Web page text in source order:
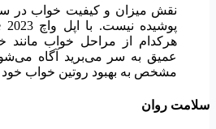
نقش میزان و کیفیت خواب در
عمیق به سر می‌برید آگاه
مشخص به بهبود روتین خواب خود
سلامت روان